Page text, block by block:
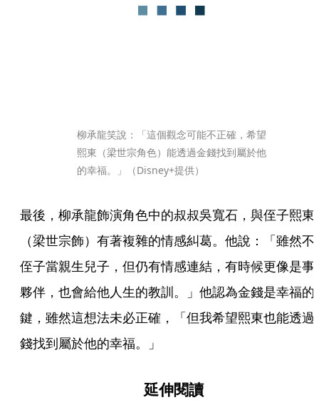
柳承龍笑說：「這個觀念可能不正確，希望
熙東（梁世宗角色）能透過金錢找到屬於他
的幸福。」（Disney+提供）
最後，柳承龍飾演角色中的叔叔吳寬石，與侄子熙東
（梁世宗飾）有著複雜的情感糾葛。他說：「雖然不
侄子當親生兒子，但仍有情感連結，有時候更像是事
夥伴，也會給他人生的教訓。」他認為金錢是幸福的
鍵，雖然這想法未必正確，「但我希望熙東也能透過
錢找到屬於他的幸福。」
延伸閱讀